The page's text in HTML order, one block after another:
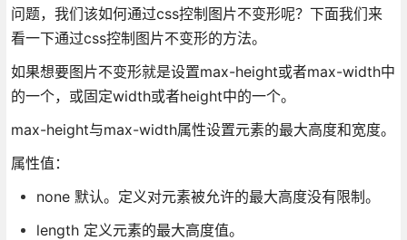
问题，我们该如何通过css控制图片不变形呢？下面我们来
看一下通过css控制图片不变形的方法。
如果想要图片不变形就是设置max-height或者max-width中
的一个，或固定width或者height中的一个。
max-height与max-width属性设置元素的最大高度和宽度。
属性值：
none 默认。定义对元素被允许的最大高度没有限制。
length 定义元素的最大高度值。